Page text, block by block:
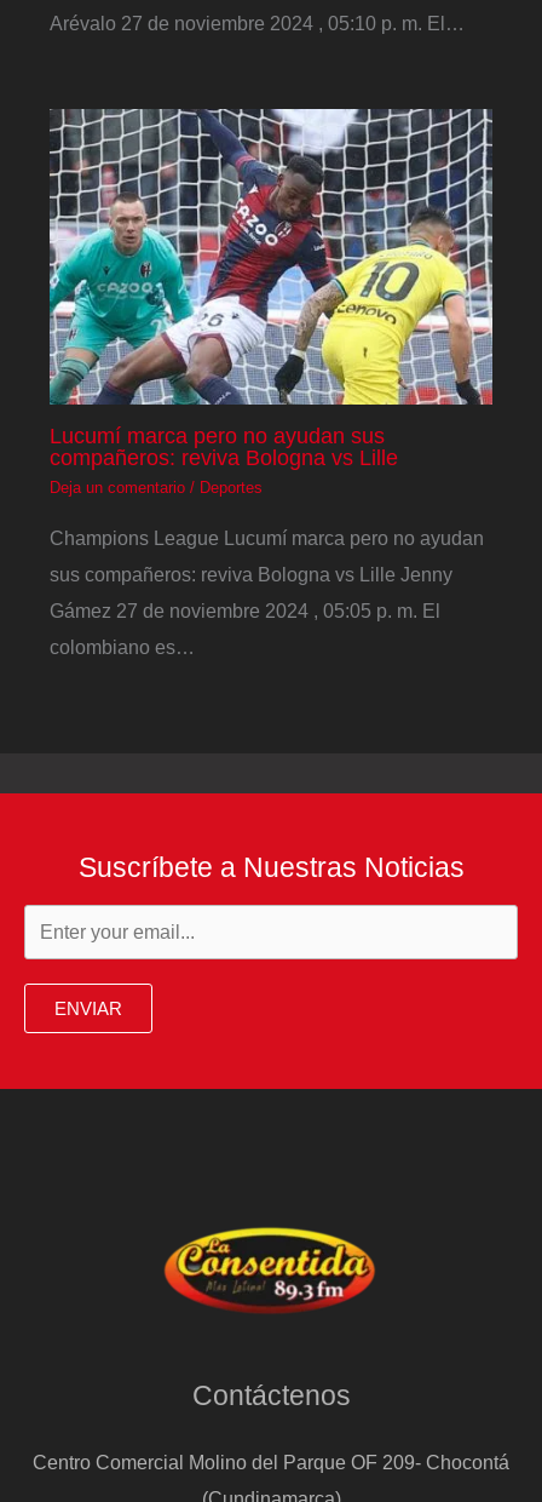
Arévalo 27 de noviembre 2024 , 05:10 p. m. El…
Lucumí marca pero no ayudan sus
compañeros: reviva Bologna vs Lille
Deja un comentario / Deportes
Champions League Lucumí marca pero no ayudan
sus compañeros: reviva Bologna vs Lille Jenny
Gámez 27 de noviembre 2024 , 05:05 p. m. El
colombiano es…
Suscríbete a Nuestras Noticias
ENVIAR
Contáctenos
Centro Comercial Molino del Parque OF 209- Chocontá